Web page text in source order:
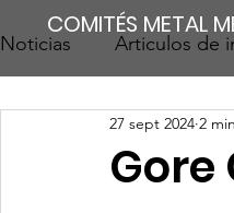
COMITÉS METAL
Noticias Articulos de
27 sept 2024 2